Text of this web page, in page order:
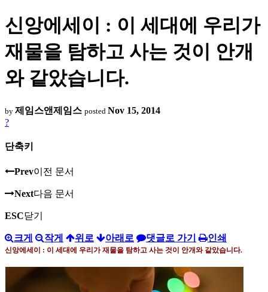
신앙에세이 : 이 세대에 우리가
재물을 탐하고 사는 것이 안개
와 같았습니다.
by 제임스앤제임스 posted Nov 15, 2014
?
단축키
Prev이전 문서
Next다음 문서
ESC닫기
크게 작게 위로 아래로 댓글로 가기 인쇄
신앙에세이 : 이 세대에 우리가 재물을 탐하고 사는 것이 안개와 같았습니다.